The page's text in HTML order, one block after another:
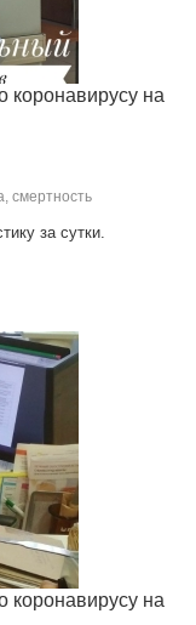
коронавирусу на
смертность
за сутки.
коронавирусу на